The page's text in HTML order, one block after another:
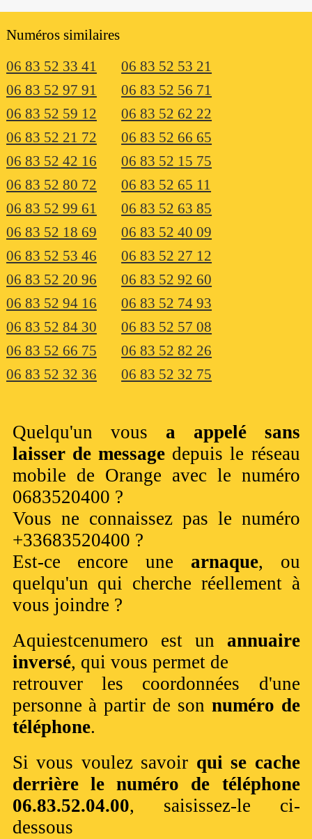
Numéros similaires
06 83 52 33 41
06 83 52 53 21
06 83 52 97 91
06 83 52 56 71
06 83 52 59 12
06 83 52 62 22
06 83 52 21 72
06 83 52 66 65
06 83 52 42 16
06 83 52 15 75
06 83 52 80 72
06 83 52 65 11
06 83 52 99 61
06 83 52 63 85
06 83 52 18 69
06 83 52 40 09
06 83 52 53 46
06 83 52 27 12
06 83 52 20 96
06 83 52 92 60
06 83 52 94 16
06 83 52 74 93
06 83 52 84 30
06 83 52 57 08
06 83 52 66 75
06 83 52 82 26
06 83 52 32 36
06 83 52 32 75
Quelqu'un vous a appelé sans
laisser de messagedepuis le réseau
mobile de Orange avec le numéro
0683520400 ?
Vous ne connaissez pas le numéro
+33683520400 ?
Est-ce encore une arnaque, ou
quelqu'un qui cherche réellement à
vous joindre ?
Aquiestcenumero est un annuaire
inversé, qui vous permet de
retrouver les coordonnées d'une
personne à partir de son numéro de
téléphone.
Si vous voulez savoir qui se cache
derrière le numéro de téléphone
06.83.52.04.00, saisissez-le ci-
dessous